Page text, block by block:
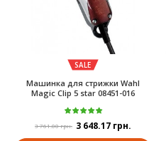
SALE
Машинка для cтpижки Wahl
Magic Clip 5 star 08451-016
3 761.00 грн. 3 648.17 грн.